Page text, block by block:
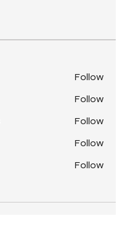
Follow
Follow
Follow
Follow
Follow